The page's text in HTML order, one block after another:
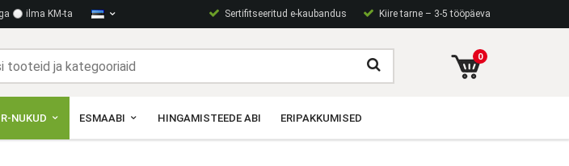
Sertifitseeritud e-kaubandus Kiire tarne – 3-5 tööpäeva
ilma KM-ta
0
NUKUD ESMAABI HINGAMISTEEDE ABI ERIPAKKUMISED